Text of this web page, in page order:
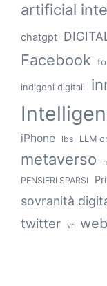
artificial
chatgpt
Facebook
indigeni digitali
iPhone lbs LLM
metaverso
PENSIERI SPARSI
sovranità
twitter vr